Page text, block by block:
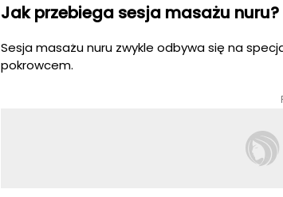
Jak przebiega sesja masażu nuru?
Sesja masażu nuru zwykle odbywa się na
pokrowcem.